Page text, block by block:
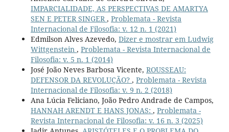
IMPARCIALIDADE, AS PERSPECTIVAS DE AMARTYA
SEN E PETER SINGER, Problemata - Revista
Internacional de Filosofia: v. 12 n. 1 (2021)
Edmilson Alves Azevedo, Dizer e mostrar em Ludwig
Wittgenstein , Problemata - Revista Internacional de
Filosofia: v. 5 n. 1 (2014)
José João Neves Barbosa Vicente, ROUSSEAU:
DEFENSOR DA REVOLUÇÃO? , Problemata - Revista
Internacional de Filosofia: v. 9 n. 2 (2018)
Ana Lúcia Feliciano, João Pedro Andrade de Campos,
HANNAH ARENDT E HANS JONAS: , Problemata -
Revista Internacional de Filosofia: v. 16 n. 3 (2025)